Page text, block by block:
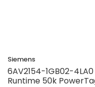
Siemens
6AV2154-1GB02-
Runtime 50k